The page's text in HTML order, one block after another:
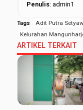
Penulis: admin1
Tags Adit Putra
Kelurahan
ARTIKEL TERKAIT